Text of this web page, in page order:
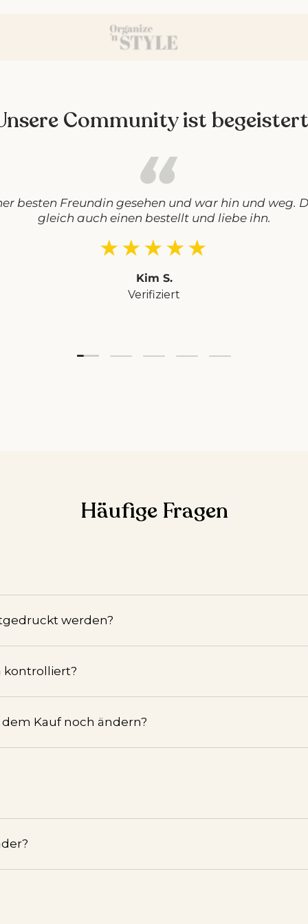
Community ist
besten Freundin gesehen und war hin und weg.
gleich auch einen bestellt und liebe ihn.
★★★★★
Kim S.
Verifiziert
Häufige Fragen
werden?
kontrolliert?
Kauf noch ändern?